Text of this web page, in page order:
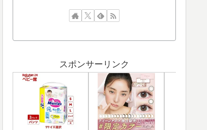
スポンサーリンク